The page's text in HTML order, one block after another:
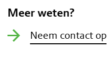
Meer weten?
Neem contact op